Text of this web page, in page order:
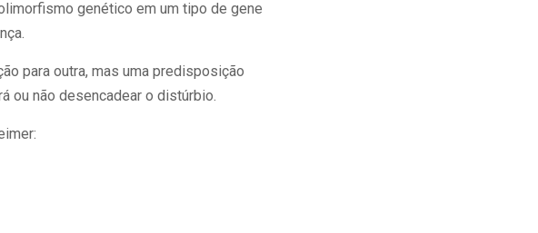
genético em um tipo de gene
para outra, mas uma predisposição
ou não desencadear o distúrbio.